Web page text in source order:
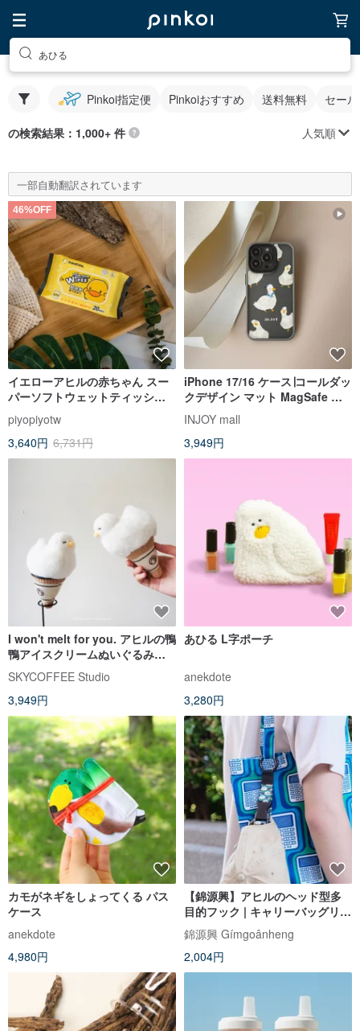
あひる
Pinkoi指定便 Pinkoiおすすめ 送料無料 セー
の検索結果：1,000+ 件 人気順
一部自動翻訳されています
46%OFF
イエローアヒルの赤ちゃん スー
パーソフトウェットティッシュ
(20枚/パック*24)
piyopiyotw
3,640円 6,731円
iPhone 17/16 ケース∣コールダッ
クデザイン マット MagSafe 対
応 耐衝撃スマホケース
INJOY mall
3,949円
I won't melt for you. アヒルの鴨
鴨アイスクリームぬいぐるみチ
ャーム
SKYCOFFEE Studio
3,949円
あひる L字ポーチ
anekdote
3,280円
カモがネギをしょってくる パス
ケース
anekdote
4,980円
【錦源興】アヒルのヘッド型多
目的フック | キャリーバッグリン
グ・ベビーカーフック・スマホ
ハンドストラップ
錦源興 Gímgoânheng
2,004円